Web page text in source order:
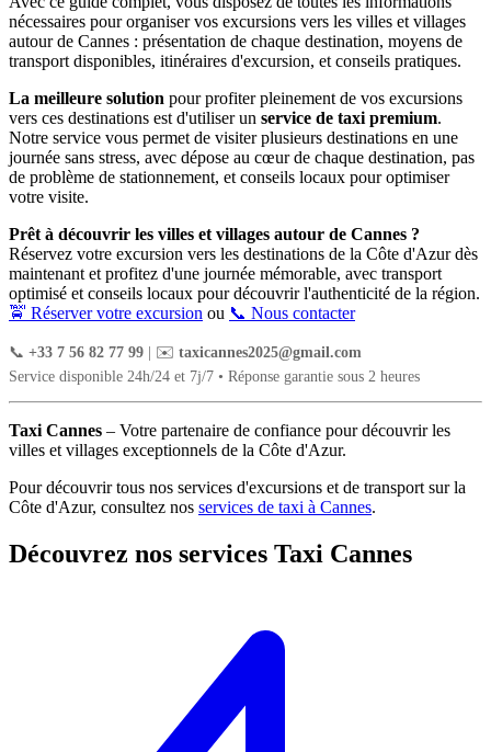
nécessaires pour organiser vos excursions vers les villes et villages
autour de Cannes : présentation de chaque destination, moyens de
transport disponibles, itinéraires d'excursion, et conseils pratiques.
La meilleure solution pour profiter pleinement de vos excursions
vers ces destinations est d'utiliser un service de taxi premium.
Notre service vous permet de visiter plusieurs destinations en une
journée sans stress, avec dépose au cœur de chaque destination, pas
de problème de stationnement, et conseils locaux pour optimiser
votre visite.
Prêt à découvrir les villes et villages autour de Cannes ?
Réservez votre excursion vers les destinations de la Côte d'Azur dès
maintenant et profitez d'une journée mémorable, avec transport
optimisé et conseils locaux pour découvrir l'authenticité de la région.
🚖 Réserver votre excursion ou 📞 Nous contacter
📞 +33 7 56 82 77 99 | ✉️ taxicannes2025@gmail.com
Service disponible 24h/24 et 7j/7 • Réponse garantie sous 2 heures
Taxi Cannes – Votre partenaire de confiance pour découvrir les
villes et villages exceptionnels de la Côte d'Azur.
Pour découvrir tous nos services d'excursions et de transport sur la
Côte d'Azur, consultez nos services de taxi à Cannes.
Découvrez nos services Taxi Cannes